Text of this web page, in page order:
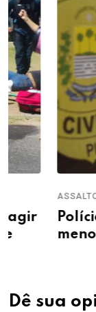
Polícia
menores
Dê sua